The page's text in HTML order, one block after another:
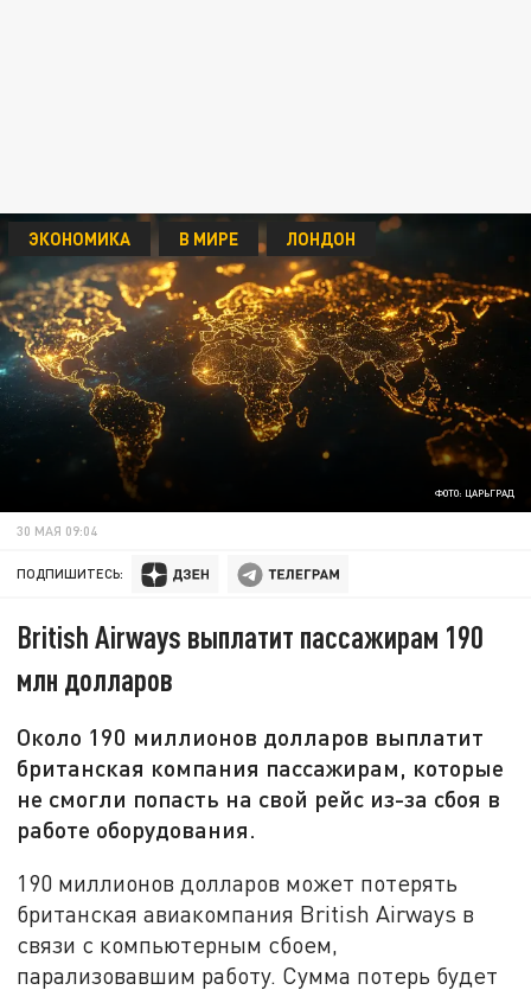
ФОТО: ЦАРЬГРАД
ЭКОНОМИКА В МИРЕ ЛОНДОН
30 МАЯ 09:04
ПОДПИШИТЕСЬ:
British Airways выплатит пассажирам 190
млн долларов
Около 190 миллионов долларов выплатит
британская компания пассажирам, которые
не смогли попасть на свой рейс из-за сбоя в
работе оборудования.
190 миллионов долларов может потерять
британская авиакомпания British Airways в
связи с компьютерным сбоем,
парализовавшим работу. Сумма потерь будет